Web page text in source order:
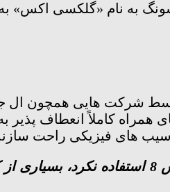
به نام «گلکسی اکس»
شرکت هایی همچون
کاملاً انعطاف پذیر
های فیزیکی راحت
سامسونگ برخلاف شایعات اولیه از این فناوری